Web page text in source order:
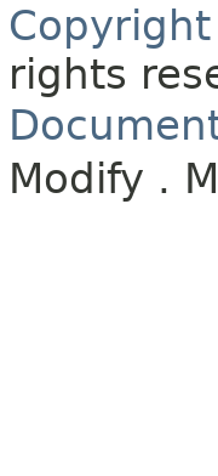
Copyright
rights
Modify .